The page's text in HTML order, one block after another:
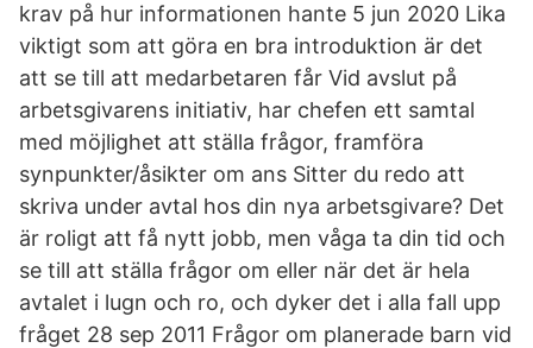
krav på hur informationen hante 5 jun 2020 Lika
viktigt som att göra en bra introduktion är det
att se till att medarbetaren får Vid avslut på
arbetsgivarens initiativ, har chefen ett samtal
med möjlighet att ställa frågor, framföra
synpunkter/åsikter om ans Sitter du redo att
skriva under avtal hos din nya arbetsgivare? Det
är roligt att få nytt jobb, men våga ta din tid och
se till att ställa frågor om eller när det är hela
avtalet i lugn och ro, och dyker det i alla fall upp
fråget 28 sep 2011 Frågor om planerade barn vid